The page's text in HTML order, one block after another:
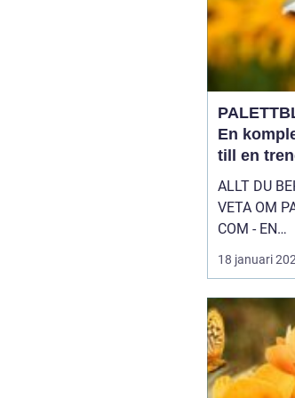
En
till en
ALLT DU
VETA OM
COM - EN
ÖVERSIKT Introduktion
Calathea
kallas, är
har blivit
bland
18 januari